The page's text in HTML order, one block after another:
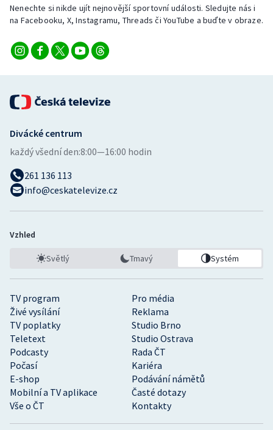
Nenechte si nikde ujít nejnovější sportovní události. Sledujte nás i
na Facebooku, X, Instagramu, Threads či YouTube a buďte v obraze.
TV program
Pro média
Živé vysílání
Reklama
TV poplatky
Studio Brno
Teletext
Studio Ostrava
Podcasty
Rada ČT
Počasí
Kariéra
E-shop
Podávání námětů
Mobilní a TV aplikace
Časté dotazy
Vše o ČT
Kontakty
Divácké centrum
každý všední den:8:00—16:00 hodin
261 136 113
info@ceskatelevize.cz
Vzhled
Světlý Tmavý Systém